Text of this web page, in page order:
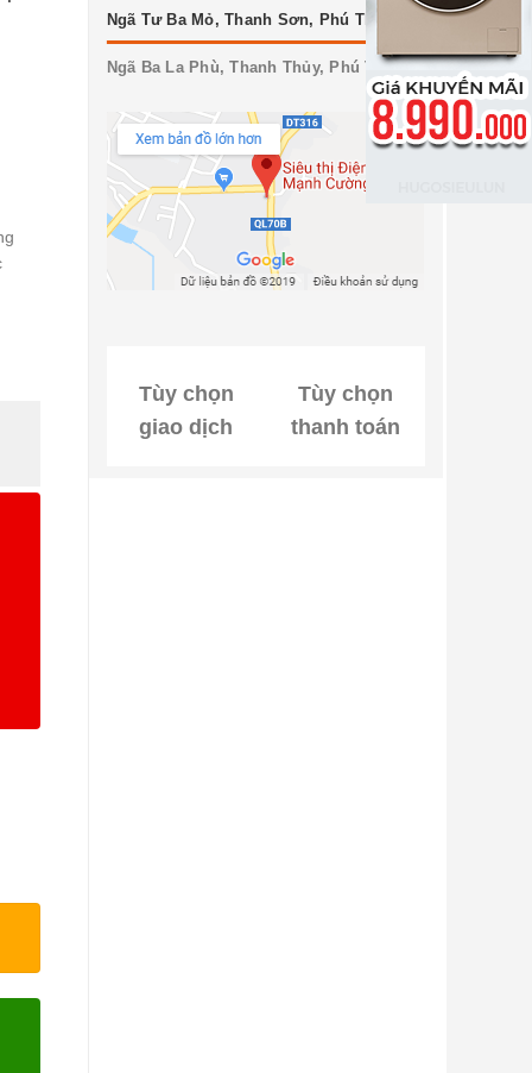
Ngã Tư Ba Mỏ, Thanh Sơn, Phú Thọ
Ngã Ba La Phù, Thanh Thủy, Phú Thọ
Tùy chọn
giao dịch
Tùy chọn
thanh toán